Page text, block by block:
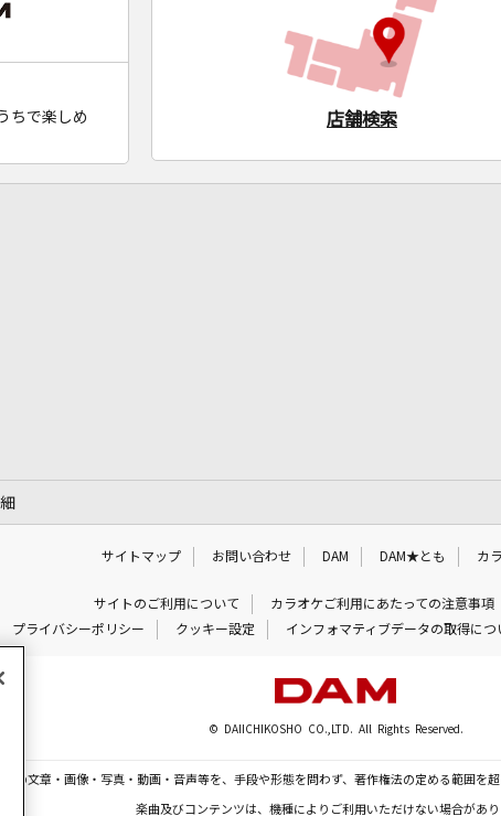
ちで楽しめ
店舗検索
サイトマップ お問い合わせ DAM DAM★とも カ
サイトのご利用について カラオケご利用にあたっての注意事項
プライバシーポリシー クッキー設定 インフォマティブデータの取得につ
© DAIICHIKOSHO CO.,LTD. All Rights Reserved.
切の文章・画像・写真・動画・音声等を、手段や形態を問わず、著作権法の定める範囲を
楽曲及びコンテンツは、機種によりご利用いただけない場合があり